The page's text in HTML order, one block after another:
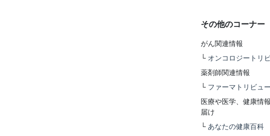
その他のコーナー
がん関連情報
└ オンコロジートリ
薬剤師関連情報
└ ファーマトリビュ
医療や医学、健康情
届け
└ あなたの健康百科